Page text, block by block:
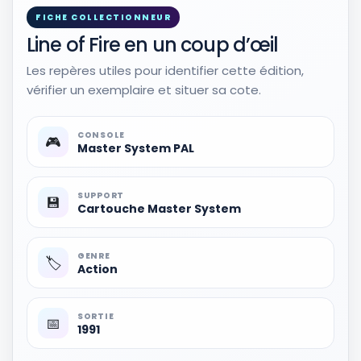
Jaquettes et inserts
FICHE COLLECTIONNEUR
Line of Fire en un coup d’œil
Les repères utiles pour identifier cette édition,
vérifier un exemplaire et situer sa cote.
🎮 CONSOLE
Master System PAL
💾 SUPPORT
Cartouche Master System
🏷️ GENRE
Action
📅 SORTIE
1991